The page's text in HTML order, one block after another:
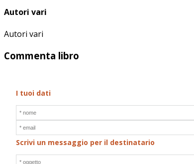
Autori vari
Autori vari
Commenta libro
I tuoi dati
Scrivi un messaggio per il destinatario